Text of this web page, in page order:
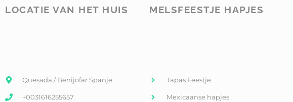
LOCATIE VAN HET HUIS
Quesada / Benijofar Spanje
+0031616255657
MELSFEESTJE HAPJES
Tapas Feestje
Mexicaanse hapjes